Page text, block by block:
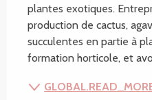
plantes exotiques.
production de cactus,
succulentes en partie à
formation horticole, et